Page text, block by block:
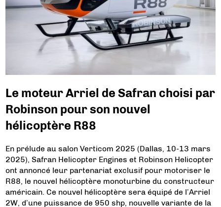
Le moteur Arriel de Safran choisi par
Robinson pour son nouvel
hélicoptère R88
En prélude au salon Verticom 2025 (Dallas, 10-13 mars
2025), Safran Helicopter Engines et Robinson Helicopter
ont annoncé leur partenariat exclusif pour motoriser le
R88, le nouvel hélicoptère monoturbine du constructeur
américain. Ce nouvel hélicoptère sera équipé de l’Arriel
2W, d’une puissance de 950 shp, nouvelle variante de la